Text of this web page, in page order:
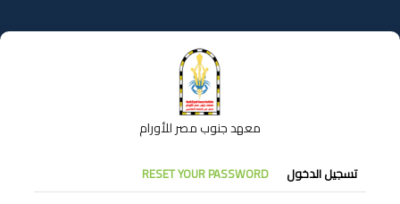
إلى
المحتوى
معهد جنوب مصر للأورام
التبويبات
تسجيل الدخول RESET YOUR PASSWORD